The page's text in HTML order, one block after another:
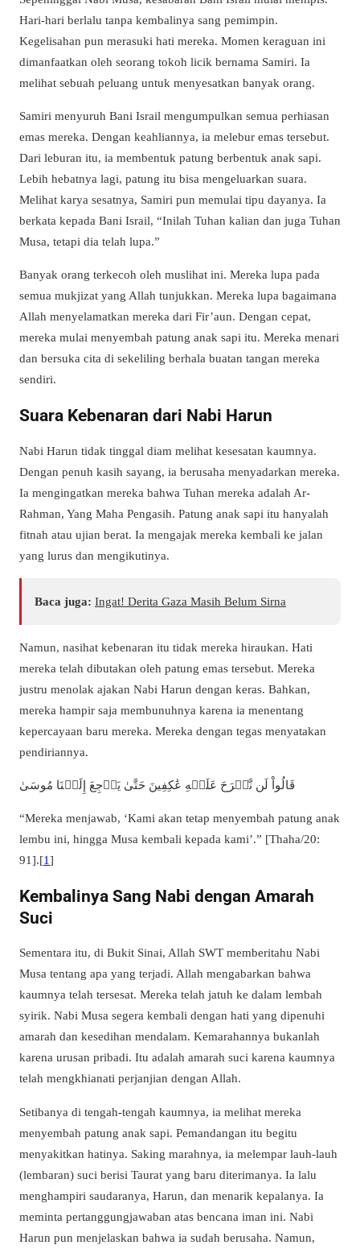
Hari-hari berlalu tanpa kembalinya sang pemimpin.
Kegelisahan pun merasuki hati mereka. Momen keraguan ini
dimanfaatkan oleh seorang tokoh licik bernama Samiri. Ia
melihat sebuah peluang untuk menyesatkan banyak orang.
Samiri menyuruh Bani Israil mengumpulkan semua perhiasan
emas mereka. Dengan keahliannya, ia melebur emas tersebut.
Dari leburan itu, ia membentuk patung berbentuk anak sapi.
Lebih hebatnya lagi, patung itu bisa mengeluarkan suara.
Melihat karya sesatnya, Samiri pun memulai tipu dayanya. Ia
berkata kepada Bani Israil, “Inilah Tuhan kalian dan juga Tuhan
Musa, tetapi dia telah lupa.”
Banyak orang terkecoh oleh muslihat ini. Mereka lupa pada
semua mukjizat yang Allah tunjukkan. Mereka lupa bagaimana
Allah menyelamatkan mereka dari Fir’aun. Dengan cepat,
mereka mulai menyembah patung anak sapi itu. Mereka menari
dan bersuka cita di sekeliling berhala buatan tangan mereka
sendiri.
Suara Kebenaran dari Nabi Harun
Nabi Harun tidak tinggal diam melihat kesesatan kaumnya.
Dengan penuh kasih sayang, ia berusaha menyadarkan mereka.
Ia mengingatkan mereka bahwa Tuhan mereka adalah Ar-
Rahman, Yang Maha Pengasih. Patung anak sapi itu hanyalah
fitnah atau ujian berat. Ia mengajak mereka kembali ke jalan
yang lurus dan mengikutinya.
Baca juga: Ingat! Derita Gaza Masih Belum Sirna
Namun, nasihat kebenaran itu tidak mereka hiraukan. Hati
mereka telah dibutakan oleh patung emas tersebut. Mereka
justru menolak ajakan Nabi Harun dengan keras. Bahkan,
mereka hampir saja membunuhnya karena ia menentang
kepercayaan baru mereka. Mereka dengan tegas menyatakan
pendiriannya.
قَالُواْ لَن نَّبۡرَحَ عَلَيۡهِ عَٰكِفِينَ حَتَّىٰ يَرۡجِعَ إِلَيۡنَا مُوسَىٰ
“Mereka menjawab, ‘Kami akan tetap menyembah patung anak
lembu ini, hingga Musa kembali kepada kami’.” [Thaha/20:
91].[1]
Kembalinya Sang Nabi dengan Amarah
Suci
Sementara itu, di Bukit Sinai, Allah SWT memberitahu Nabi
Musa tentang apa yang terjadi. Allah mengabarkan bahwa
kaumnya telah tersesat. Mereka telah jatuh ke dalam lembah
syirik. Nabi Musa segera kembali dengan hati yang dipenuhi
amarah dan kesedihan mendalam. Kemarahannya bukanlah
karena urusan pribadi. Itu adalah amarah suci karena kaumnya
telah mengkhianati perjanjian dengan Allah.
Setibanya di tengah-tengah kaumnya, ia melihat mereka
menyembah patung anak sapi. Pemandangan itu begitu
menyakitkan hatinya. Saking marahnya, ia melempar lauh-lauh
(lembaran) suci berisi Taurat yang baru diterimanya. Ia lalu
menghampiri saudaranya, Harun, dan menarik kepalanya. Ia
meminta pertanggungjawaban atas bencana iman ini. Nabi
Harun pun menjelaskan bahwa ia sudah berusaha. Namun,